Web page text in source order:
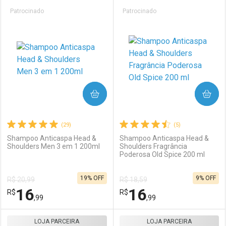
Prateleira
(29)
Shampoo Anticaspa Head &
Shoulders Men 3 em 1 200ml
Patrocinado
R$ 20,99
R$16,99
19% OFF
COMPRAR
(5)
Shampoo Anticaspa Head &
Shoulders Fragrância
Poderosa Old Spice 200 ml
Patrocinado
R$ 18,59
R$16,99
9% OFF
COMPRAR
LOJA PARCEIRA LOJA PARCEIRA